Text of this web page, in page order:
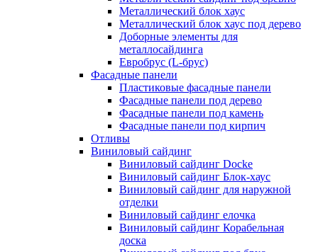
Металлический блок хаус
Металлический блок хаус под дерево
Доборные элементы для
металлосайдинга
Евробрус (L-брус)
Фасадные панели
Пластиковые фасадные панели
Фасадные панели под дерево
Фасадные панели под камень
Фасадные панели под кирпич
Отливы
Виниловый сайдинг
Виниловый сайдинг Docke
Виниловый сайдинг Блок-хаус
Виниловый сайдинг для наружной
отделки
Виниловый сайдинг елочка
Виниловый сайдинг Корабельная
доска